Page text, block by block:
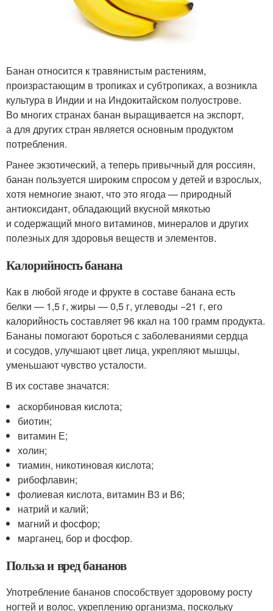
Банан относится к травянистым растениям,
произрастающим в тропиках и субтропиках, а возникла
культура в Индии и на Индокитайском полуострове.
Во многих странах банан выращивается на экспорт,
а для других стран является основным продуктом
потребления.
Ранее экзотический, а теперь привычный для россиян,
банан пользуется широким спросом у детей и взрослых,
хотя немногие знают, что это ягода — природный
антиоксидант, обладающий вкусной мякотью
и содержащий много витаминов, минералов и других
полезных для здоровья веществ и элементов.
Калорийность банана
Как в любой ягоде и фрукте в составе банана есть
белки — 1,5 г, жиры — 0,5 г, углеводы −21 г, его
калорийность составляет 96 ккал на 100 грамм продукта.
Бананы помогают бороться с заболеваниями сердца
и сосудов, улучшают цвет лица, укрепляют мышцы,
уменьшают чувство усталости.
В их составе значатся:
аскорбиновая кислота;
биотин;
витамин Е;
холин;
тиамин, никотиновая кислота;
рибофлавин;
фолиевая кислота, витамин В3 и В6;
натрий и калий;
магний и фосфор;
марганец, бор и фосфор.
Польза и вред бананов
Употребление бананов способствует здоровому росту
ногтей и волос, укреплению организма, поскольку